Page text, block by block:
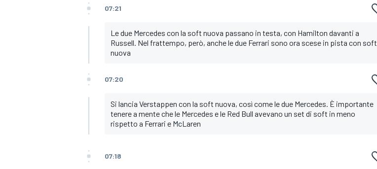
07:21
Le due Mercedes con la soft nuova passano in testa, con Hamilton davanti a
Russell. Nel frattempo, però, anche le due Ferrari sono ora scese in pista con soft
nuova
07:20
Si lancia Verstappen con la soft nuova, così come le due Mercedes. È importante
tenere a mente che le Mercedes e le Red Bull avevano un set di soft in meno
rispetto a Ferrari e McLaren
07:18